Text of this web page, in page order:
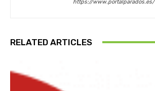
https://www.portalparados.es/
RELATED ARTICLES